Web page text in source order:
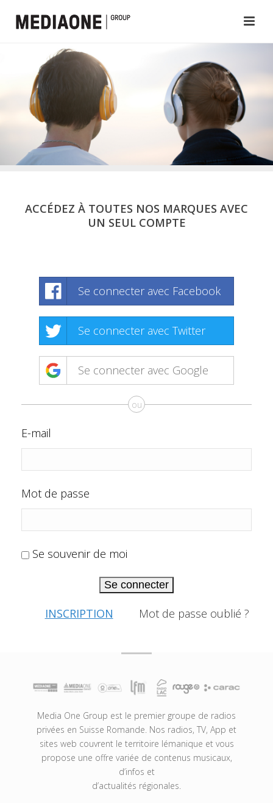
ACCÉDEZ À TOUTES NOS MARQUES AVEC
UN SEUL COMPTE
Se connecter avec Facebook
Se connecter avec Twitter
Se connecter avec Google
ou
E-mail
Mot de passe
Se souvenir de moi
Se connecter
INSCRIPTION Mot de passe oublié ?
Media One Group est le premier groupe de radios
privées en Suisse Romande. Nos radios, TV, App et
sites web couvrent le territoire lémanique et vous
propose une offre variée de contenus musicaux,
d’infos et
d’actualités régionales.